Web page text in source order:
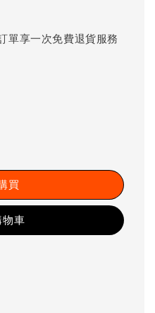
單享一次免費退貨服務
買
車